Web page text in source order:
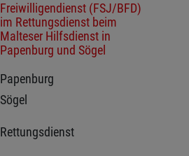
Freiwilligendienst (FSJ/BFD)
im Rettungsdienst beim
Malteser Hilfsdienst in
Papenburg und Sögel
Papenburg
Sögel
Rettungsdienst